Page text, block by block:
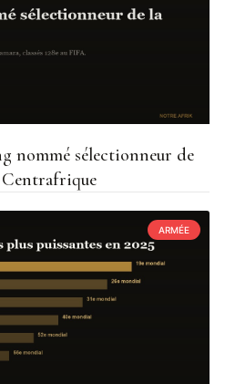
nommé sélectionneur de
Centrafrique
ARMÉE